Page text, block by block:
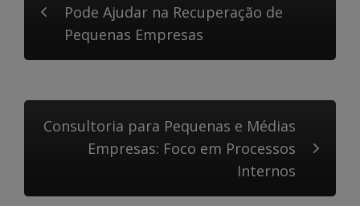
Pode Ajudar na Recuperação de
Pequenas Empresas
Consultoria para Pequenas e Médias
Empresas: Foco em Processos
Internos